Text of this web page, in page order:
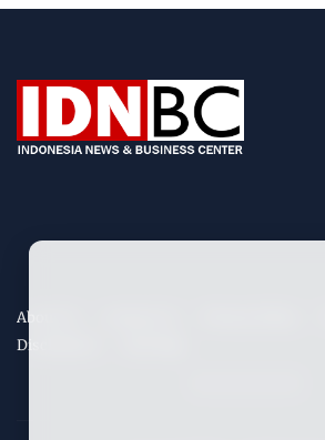
About Us
Disclaimers